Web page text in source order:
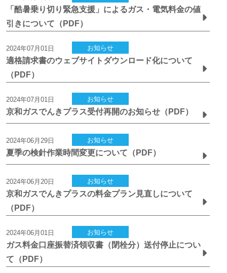
「酷暑乗り切り緊急支援」によるガス・電気料金の値
引きについて（PDF）
2024年07月01日 お知らせ
適格請求書のウェブサイトダウンロード化について
（PDF）
2024年07月01日 お知らせ
京和ガスでんきプラス受付再開のお知らせ（PDF）
2024年06月29日 お知らせ
夏季の検針作業時間変更について（PDF）
2024年06月20日 お知らせ
京和ガスでんきプラスの料金プラン見直しについて
（PDF）
2024年06月01日 お知らせ
ガス料金口座振替済領収書（閉栓分）送付停止につい
て（PDF）